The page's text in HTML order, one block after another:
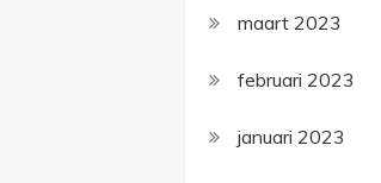
maart 2023
februari 2023
januari 2023